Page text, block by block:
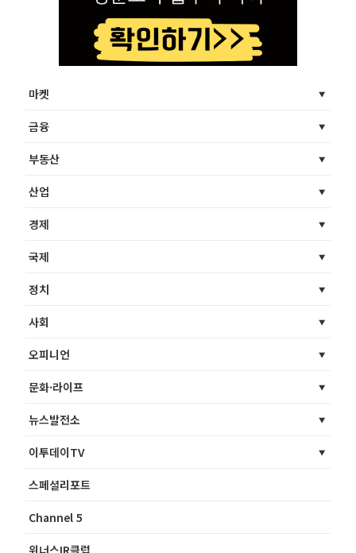
마켓
금융
부동산
산업
경제
국제
정치
사회
오피니언
문화·라이프
뉴스발전소
이투데이TV
스페셜리포트
Channel 5
위너스IR클럽